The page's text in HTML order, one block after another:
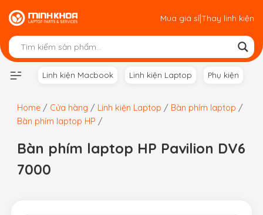
Skip
to
content
Mua giá sỉ|Thay linh kiện
Linh kiện Macbook Linh kiện Laptop Phụ kiện
Home / Cửa hàng / Linh kiện Laptop / Bàn phím laptop /
Bàn phím laptop HP /
Bàn phím laptop HP Pavilion DV6
7000